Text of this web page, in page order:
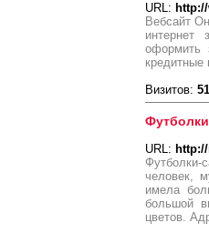
URL:
Вебсайт
оформить
кредитные
Визитов: 51
URL:
Футболки-
человек,
имела
большой
цветов.